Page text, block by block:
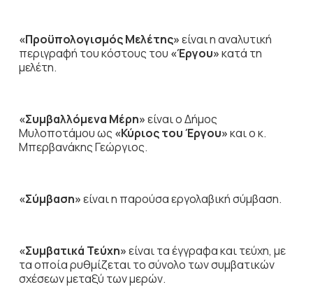
«Προϋπολογισμός Μελέτης»είναι η αναλυτική
περιγραφή του κόστους του «Έργου»κατά τη
μελέτη.
«Συμβαλλόμενα Μέρη»είναι ο Δήμος
Μυλοποτάμου ως «Κύριος του Έργου»και ο κ.
Μπερβανάκης Γεώργιος.
«Σύμβαση»είναι η παρούσα εργολαβική σύμβαση.
«Συμβατικά Τεύχη»είναι τα έγγραφα και τεύχη, με
τα οποία ρυθμίζεται το σύνολο των συμβατικών
σχέσεων μεταξύ των μερών.